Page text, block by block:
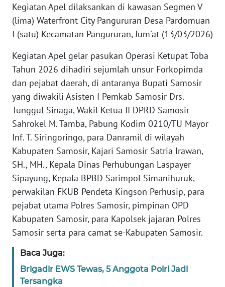
Kegiatan Apel dilaksankan di kawasan Segmen V
(lima) Waterfront City Pangururan Desa Pardomuan
I (satu) Kecamatan Pangururan, Jum'at (13/03/2026)
Kegiatan Apel gelar pasukan Operasi Ketupat Toba
Tahun 2026 dihadiri sejumlah unsur Forkopimda
dan pejabat daerah, di antaranya Bupati Samosir
yang diwakili Asisten I Pemkab Samosir Drs.
Tunggul Sinaga, Wakil Ketua II DPRD Samosir
Sahrokel M. Tamba, Pabung Kodim 0210/TU Mayor
Inf. T. Siringoringo, para Danramil di wilayah
Kabupaten Samosir, Kajari Samosir Satria Irawan,
SH., MH., Kepala Dinas Perhubungan Laspayer
Sipayung, Kepala BPBD Sarimpol Simanihuruk,
perwakilan FKUB Pendeta Kingson Perhusip, para
pejabat utama Polres Samosir, pimpinan OPD
Kabupaten Samosir, para Kapolsek jajaran Polres
Samosir serta para camat se-Kabupaten Samosir.
Baca Juga:
Brigadir EWS Tewas, 5 Anggota Polri Jadi
Tersangka
WN
JABAR
BANTEN
WN
NTT
WN
KEPRI
WN
PAPUA
PAPUA
BARAT
RIAU